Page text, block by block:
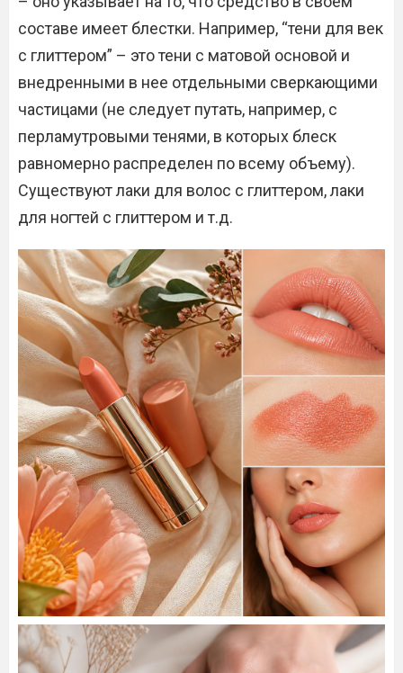
составе имеет блестки. Например, “тени для век
с глиттером” – это тени с матовой основой и
внедренными в нее отдельными сверкающими
частицами (не следует путать, например, с
перламутровыми тенями, в которых блеск
равномерно распределен по всему объему).
Существуют лаки для волос с глиттером, лаки
для ногтей с глиттером и т.д.